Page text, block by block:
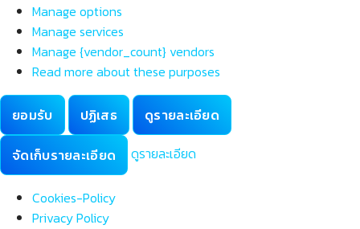
Manage options
Manage services
Manage {vendor_count} vendors
Read more about these purposes
ยอมรับ ปฏิเสธ ดูรายละเอียด
จัดเก็บรายละเอียด ดูรายละเอียด
Cookies-Policy
Privacy Policy